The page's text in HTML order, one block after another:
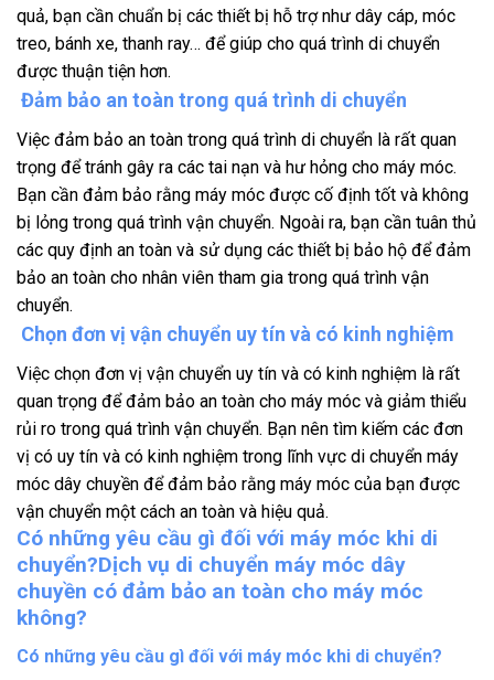
quả, bạn cần chuẩn bị các thiết bị hỗ trợ như dây cáp, móc
treo, bánh xe, thanh ray… để giúp cho quá trình di chuyển
được thuận tiện hơn.
Đảm bảo an toàn trong quá trình di chuyển
Việc đảm bảo an toàn trong quá trình di chuyển là rất quan
trọng để tránh gây ra các tai nạn và hư hỏng cho máy móc.
Bạn cần đảm bảo rằng máy móc được cố định tốt và không
bị lỏng trong quá trình vận chuyển. Ngoài ra, bạn cần tuân thủ
các quy định an toàn và sử dụng các thiết bị bảo hộ để đảm
bảo an toàn cho nhân viên tham gia trong quá trình vận
chuyển.
Chọn đơn vị vận chuyển uy tín và có kinh nghiệm
Việc chọn đơn vị vận chuyển uy tín và có kinh nghiệm là rất
quan trọng để đảm bảo an toàn cho máy móc và giảm thiểu
rủi ro trong quá trình vận chuyển. Bạn nên tìm kiếm các đơn
vị có uy tín và có kinh nghiệm trong lĩnh vực di chuyển máy
móc dây chuyền để đảm bảo rằng máy móc của bạn được
vận chuyển một cách an toàn và hiệu quả.
Có những yêu cầu gì đối với máy móc khi di
chuyển?Dịch vụ di chuyển máy móc dây
chuyền có đảm bảo an toàn cho máy móc
không?
Có những yêu cầu gì đối với máy móc khi di chuyển?